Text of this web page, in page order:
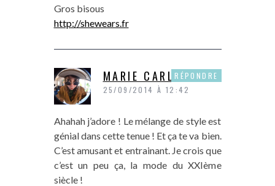
Gros bisous
http://shewears.fr
MARIE CARLA
25/09/2014 À 12:42
Ahahah j’adore ! Le mélange de style est
génial dans cette tenue ! Et ça te va bien.
C’est amusant et entrainant. Je crois que
c’est un peu ça, la mode du XXIème
siècle !
RÉPONDRE